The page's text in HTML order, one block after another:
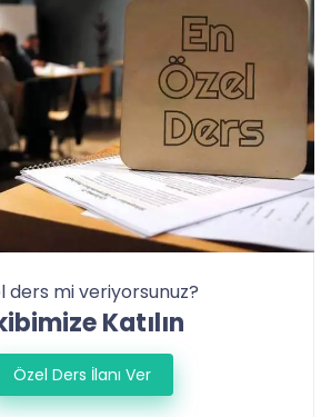
ders mi veriyorsunuz?
Katılın
Özel Ders İlanı Ver